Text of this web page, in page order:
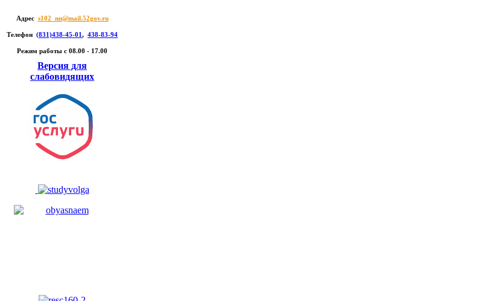
Адрес s102_nn@mail.52gov.ru
Телефон (831)438-45-01 , 438-83-94
Режим работы c 08.00 - 17.00
Версия для
слабовидящих